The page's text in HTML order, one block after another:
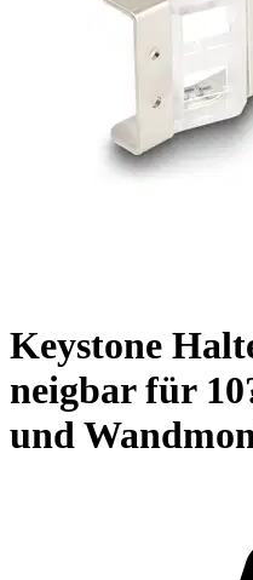
Keystone
neigbar für
und